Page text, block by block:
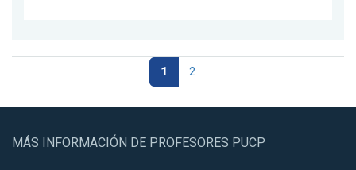
1 2
MÁS INFORMACIÓN DE PROFESORES PUCP